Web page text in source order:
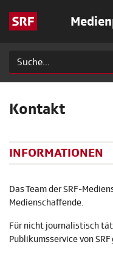
Kontakt
INFORMATIONEN
Das Team der SRF-
Medienschaffende.
Für nicht journalistisch
Publikumsservice von